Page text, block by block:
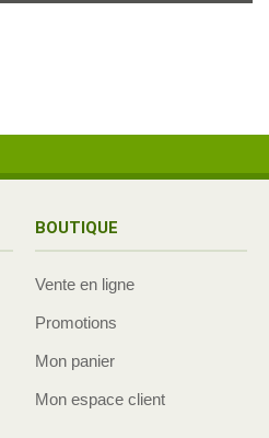
BOUTIQUE
Vente en ligne
Promotions
Mon panier
Mon espace client